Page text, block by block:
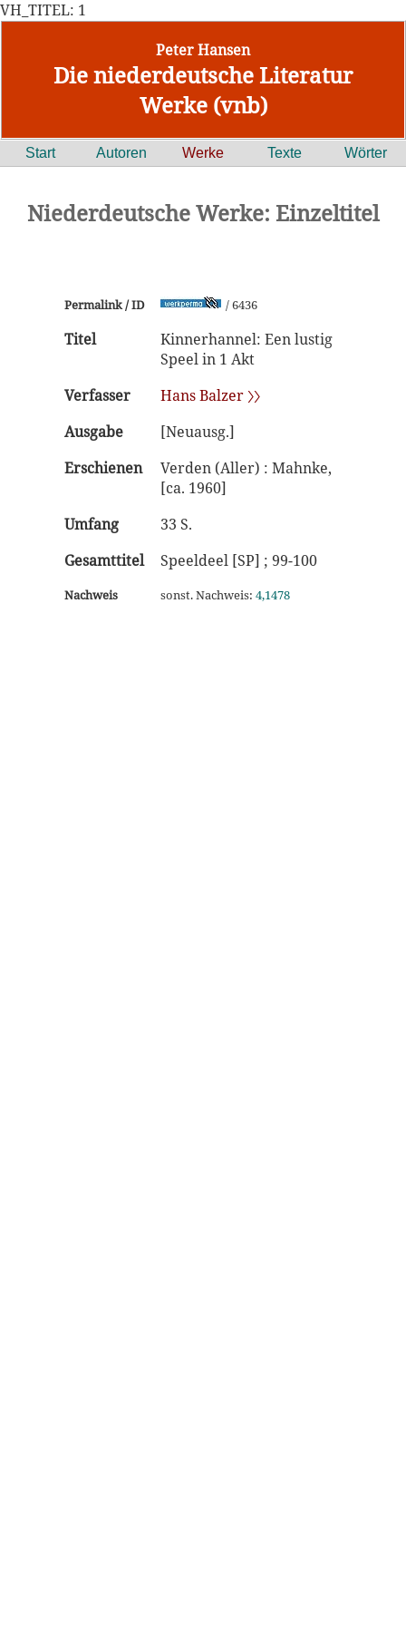
VH_TITEL: 1
Peter Hansen
Die niederdeutsche Literatur
Werke (vnb)
Start Autoren Werke Texte Wörter
Niederdeutsche Werke: Einzeltitel
Permalink / ID / 6436
Titel
Kinnerhannel: Een lustig
Speel in 1 Akt
Verfasser
Hans Balzer 〉〉
Ausgabe
[Neuausg.]
Erschienen
Verden (Aller) : Mahnke,
[ca. 1960]
Umfang
33 S.
Gesamttitel
Speeldeel [SP] ; 99-100
Nachweis sonst. Nachweis: 4,1478